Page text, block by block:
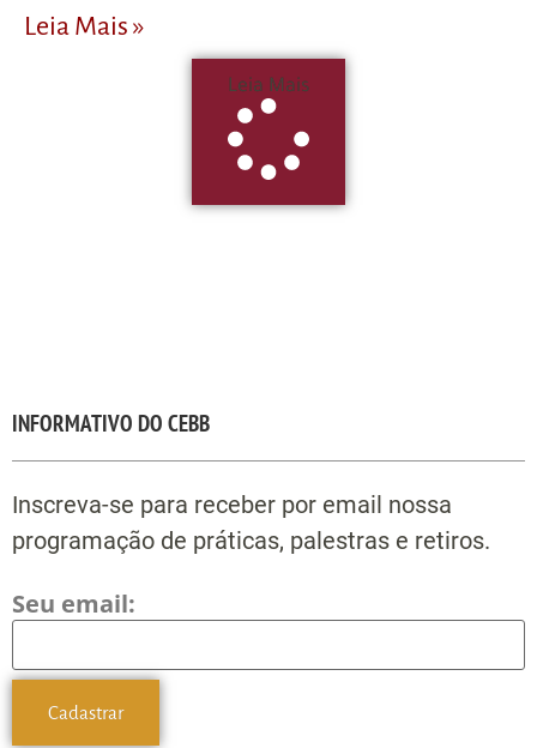
Leia Mais »
Leia Mais
INFORMATIVO DO CEBB
Inscreva-se para receber por email nossa
programação de práticas, palestras e retiros.
Seu email: